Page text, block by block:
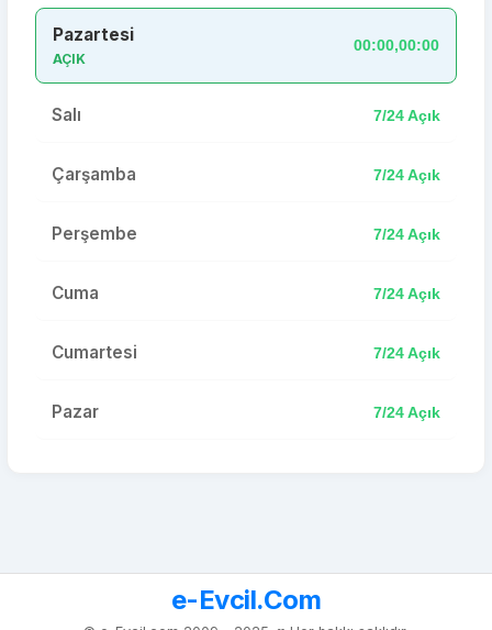
Pazartesi
AÇIK
00:00,00:00
Salı 7/24 Açık
Çarşamba 7/24 Açık
Perşembe 7/24 Açık
Cuma 7/24 Açık
Cumartesi 7/24 Açık
Pazar 7/24 Açık
e-Evcil.Com